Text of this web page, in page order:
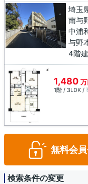
埼玉
南与
中浦
与野
4階
1,480
1階 / 3LDK /
無料会
検索条件の変更